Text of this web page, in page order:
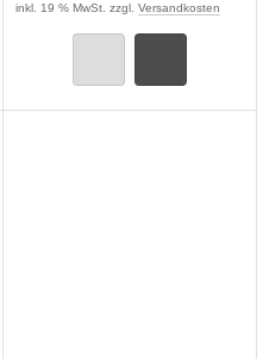
inkl. 19 % MwSt. zzgl. Versandkosten